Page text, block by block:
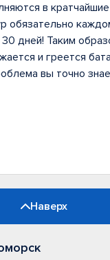
в
обязательно
дней! Таким
и греется
вы точно
Наверх